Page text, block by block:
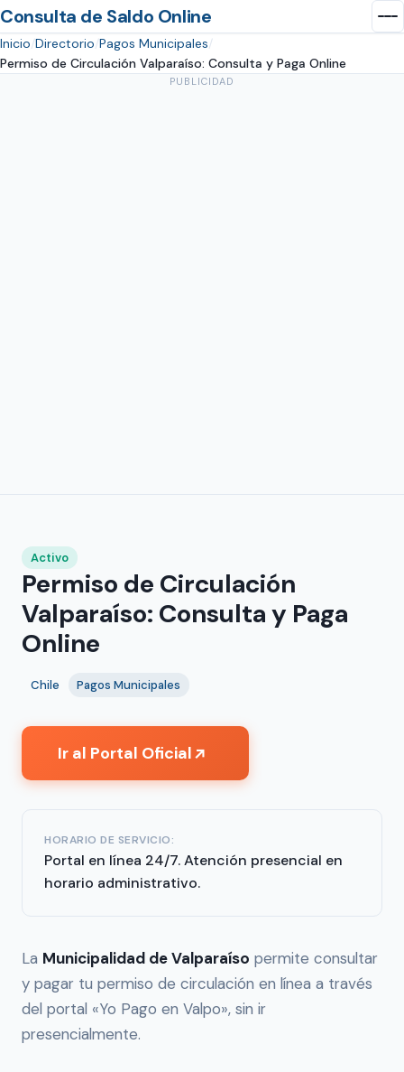
Consulta de Saldo Online
Inicio Directorio Pagos Municipales
Permiso de Circulación Valparaíso: Consulta y Paga Online
PUBLICIDAD
Activo
Permiso de Circulación
Valparaíso: Consulta y Paga
Online
Chile Pagos Municipales
Ir al Portal Oficial↗
HORARIO DE SERVICIO:
Portal en línea 24/7. Atención presencial en
horario administrativo.
La Municipalidad de Valparaíso permite consultar
y pagar tu permiso de circulación en línea a través
del portal «Yo Pago en Valpo», sin ir
presencialmente.